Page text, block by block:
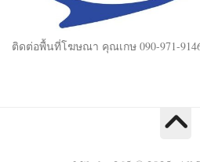
ติดต่อพื้นที่โฆษณา คุณเกษ 090-971-